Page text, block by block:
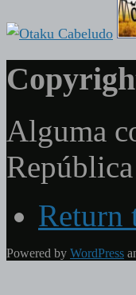
Alguma
Return
Powered by WordPress